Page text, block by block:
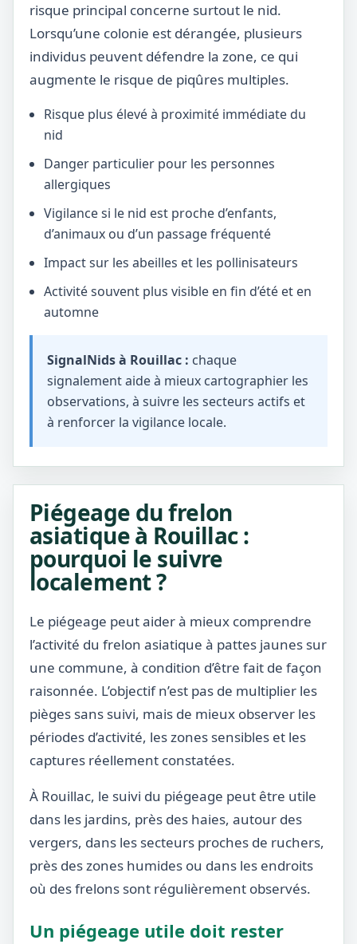
risque principal concerne surtout le nid.
Lorsqu’une colonie est dérangée, plusieurs
individus peuvent défendre la zone, ce qui
augmente le risque de piqûres multiples.
Risque plus élevé à proximité immédiate du
nid
Danger particulier pour les personnes
allergiques
Vigilance si le nid est proche d’enfants,
d’animaux ou d’un passage fréquenté
Impact sur les abeilles et les pollinisateurs
Activité souvent plus visible en fin d’été et en
automne
SignalNids à Rouillac : chaque
signalement aide à mieux cartographier les
observations, à suivre les secteurs actifs et
à renforcer la vigilance locale.
Piégeage du frelon
asiatique à Rouillac :
pourquoi le suivre
localement ?
Le piégeage peut aider à mieux comprendre
l’activité du frelon asiatique à pattes jaunes sur
une commune, à condition d’être fait de façon
raisonnée. L’objectif n’est pas de multiplier les
pièges sans suivi, mais de mieux observer les
périodes d’activité, les zones sensibles et les
captures réellement constatées.
À Rouillac, le suivi du piégeage peut être utile
dans les jardins, près des haies, autour des
vergers, dans les secteurs proches de ruchers,
près des zones humides ou dans les endroits
où des frelons sont régulièrement observés.
Un piégeage utile doit rester